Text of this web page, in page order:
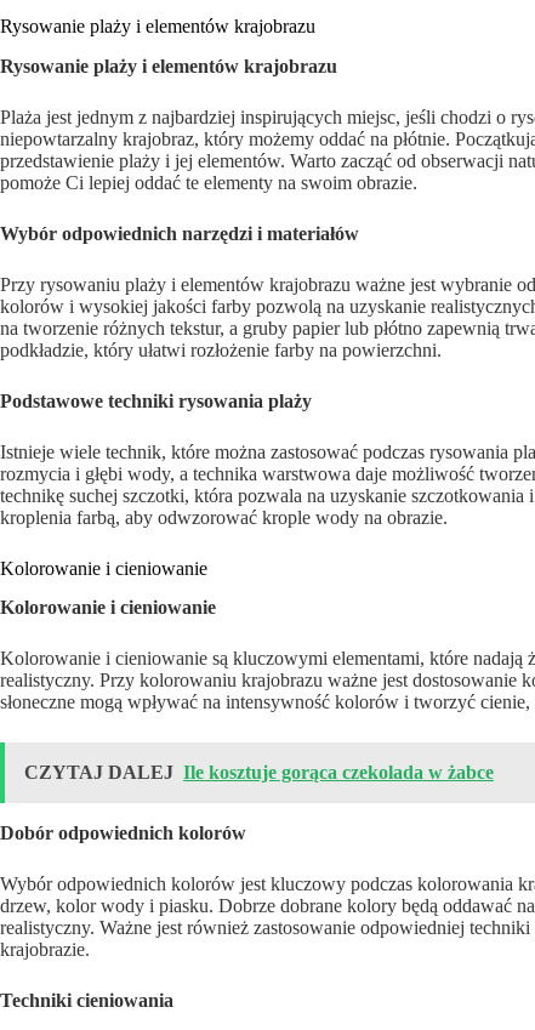
Rysowanie plaży i elementów krajobrazu
Rysowanie plaży i elementów krajobrazu
Plaża jest jednym z najbardziej inspirujących miejsc, jeśli chodzi o
niepowtarzalny krajobraz, który możemy oddać na płótnie.
przedstawienie plaży i jej elementów. Warto zacząć od obserwacji
pomoże Ci lepiej oddać te elementy na swoim obrazie.
Wybór odpowiednich narzędzi i materiałów
Przy rysowaniu plaży i elementów krajobrazu ważne jest wybranie
kolorów i wysokiej jakości farby pozwolą na uzyskanie
na tworzenie różnych tekstur, a gruby papier lub płótno zapewnią
podkładzie, który ułatwi rozłożenie farby na powierzchni.
Podstawowe techniki rysowania plaży
Istnieje wiele technik, które można zastosować podczas rysowania
rozmycia i głębi wody, a technika warstwowa daje możliwość
technikę suchej szczotki, która pozwala na uzyskanie
kroplenia farbą, aby odwzorować krople wody na obrazie.
Kolorowanie i cieniowanie
Kolorowanie i cieniowanie
Kolorowanie i cieniowanie są kluczowymi elementami, które nadają
realistyczny. Przy kolorowaniu krajobrazu ważne jest dostosowanie
słoneczne mogą wpływać na intensywność kolorów i tworzyć
CZYTAJ DALEJ Ile kosztuje gorąca czekolada w żabce
Dobór odpowiednich kolorów
Wybór odpowiednich kolorów jest kluczowy podczas kolorowania
drzew, kolor wody i piasku. Dobrze dobrane kolory będą oddawać
realistyczny. Ważne jest również zastosowanie odpowiedniej
krajobrazie.
Techniki cieniowania